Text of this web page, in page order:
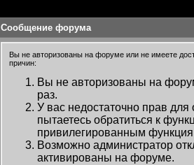
Сообщение форума
Вы не авторизованы на форуме или не имеете
причин:
Вы не авторизованы на
раз.
У вас недостаточно прав
пытаетесь обратиться к
привилегированным
Возможно администратор
активированы на форуме.